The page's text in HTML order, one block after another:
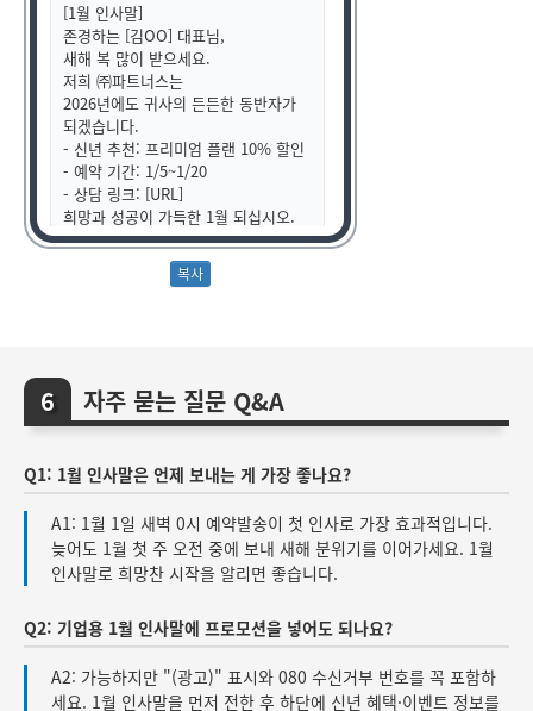
[1월 인사말]
존경하는 [김OO] 대표님,
새해 복 많이 받으세요.
저희 ㈜파트너스는
2026년에도 귀사의 든든한 동반자가
되겠습니다.
- 신년 추천: 프리미엄 플랜 10% 할인
- 예약 기간: 1/5~1/20
- 상담 링크: [URL]
희망과 성공이 가득한 1월 되십시오.
- ㈜파트너스 드림
자주 묻는 질문 Q&A
Q1: 1월 인사말은 언제 보내는 게 가장 좋나요?
A1: 1월 1일 새벽 0시 예약발송이 첫 인사로 가장 효과적입니다.
늦어도 1월 첫 주 오전 중에 보내 새해 분위기를 이어가세요. 1월
인사말로 희망찬 시작을 알리면 좋습니다.
Q2: 기업용 1월 인사말에 프로모션을 넣어도 되나요?
A2: 가능하지만 "(광고)" 표시와 080 수신거부 번호를 꼭 포함하
세요. 1월 인사말을 먼저 전한 후 하단에 신년 혜택·이벤트 정보를